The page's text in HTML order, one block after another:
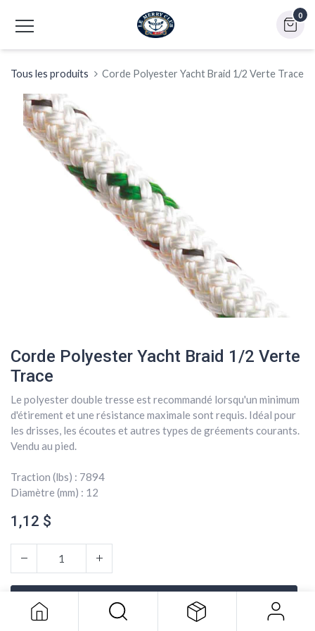
0
Tous les produits Corde Polyester Yacht Braid 1/2 Verte Trace
Corde Polyester Yacht Braid 1/2 Verte
Trace
Le polyester double tresse est recommandé lorsqu'un minimum
d'étirement et une résistance maximale sont requis. Idéal pour
les drisses, les écoutes et autres types de gréements courants.
Vendu au pied.
Traction (lbs) : 7894
Diamètre (mm) : 12
1,12 $
AJOUTER AU PANIER
Corde Polyester Yacht Braid 1/2
Verte Trace